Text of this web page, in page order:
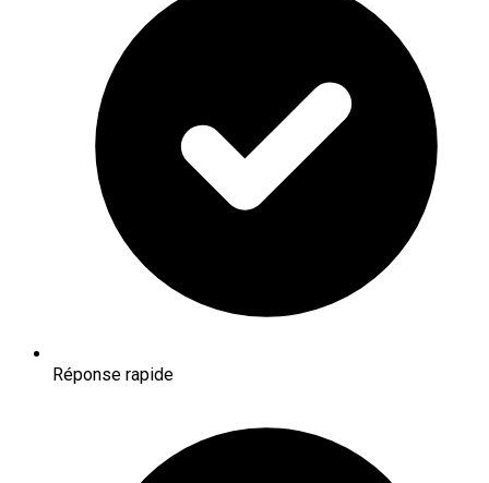
Réponse rapide